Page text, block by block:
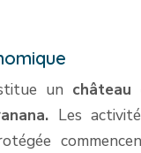
un château
Les